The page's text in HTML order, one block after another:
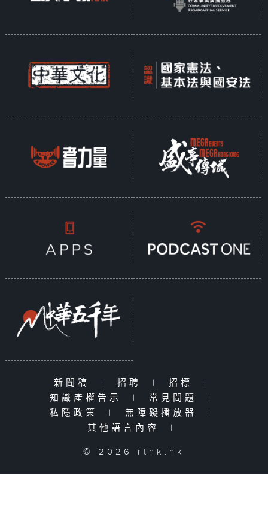
新聞稿 | 招聘 | 招標
|
知識產權告示
| 常見問題
|
私隱政策
| 無障礙播放器
|
其他語言內容
|
© 2026 rthk.hk